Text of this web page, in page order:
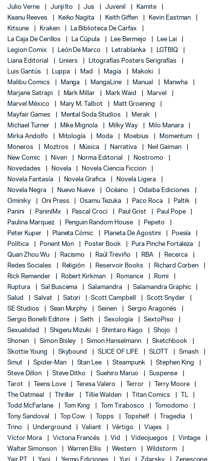
Julio Verne
Junji Ito Jus Juvenil
Kamite
Keanu Reeves
Keiko Nagita Keith Giffen
Kevin Eastman
Kitsune
Kraken
La Biblioteca De Carfax
La Caja De Cerillos
La Cúpula Lee Bermejo
Lee Lai
Legion Comix
León De Marco Letrablanka
LGTBIQ
Liana Editorial
Liniers
Litografías Posters Serigrafías
Luis Gantús
Luppa Mad Magia
Makoki
Malibu Comics
Manga MangaLine Manual
Manwha
Marjane Satrapi
Mark Millar Mark Waid
Marvel
Marvel México
Mary M. Talbot
Matt Groening
Mayfair Games
Mental Soda Studios
Merak
Michael Turner
Mike Mignola Milky Way
Milo Manara
Mirka Andolfo
Mitología Moda Moebius
Momentum
Moneros
Moztros Música Narrativa
Neil Gaiman
New Comic
Niven Norma Editorial
Nostromo
Novedades
Novela
Novela Ciencia Ficcion
Novela Fantasía
Novela Grafica
Novela Ligera
Novela Negra
Nuevo Nueve Océano
Odaiba Ediciones
Ominiky
Oni Press Osamu Tezuka Paco Roca
Paltik
Panini
PaniniMx Pascal Croci Paul Grist
Paul Pope
Paulina Marquez
Penguin Random House
Pepeto
Peter Kuper
Planeta Cómic Planeta De Agostini
Poesía
Política
Ponent Mon Poster Book
Pura Pinche Fortaleza
Quan Zhou Wu
Racismo Raúl Treviño RBA
Recerca
Redes Sociales
Religión Reservoir Books
Richard Corben
Rick Remender
Robert Kirkman Romance
Romi
Ruptura
Sal Buscema Salamandra
Salamandra Graphic
Salud
Salvat Satori Scott Campbell
Scott Snyder
SE Studios
Sean Murphy Seinen
Sergio Aragonés
Sergio Bonelli Editore
Seth Sexología
SextoPiso
Sexualidad
Shigeru Mizuki Shintaro Kago
Shojo
Shonen
Simon Bisley Simon Hanselmann
Sketchbook
Skottie Young
Skybound SLICE OF LIFE SLOTT
Smash
Smut
Spider-Man Stan Lee Steampunk
Stephen King
Steve Dillon
Steve Ditko Suehiro Maruo
Suspense
Tarot
Teens Love Teresa Valero Terror
Terry Moore
The Oatmeal
Thriller Tillie Walden Titan Comics
TL
Todd McFarlane
Tom King Tom Tirabosco
Tomodomo
Tony Sandoval
Top Cow Topps Topshelf
Tragedia
Trino
Underground Valiant Vértigo
Viajes
Víctor Mora
Victoria Francés Vid Videojuegos
Vintage
Walter Simonson
Warren Ellis Western
Wildstorm
Yair PT
Yaoi Yermo Ediciones Yuri Zdarsky Zenescope